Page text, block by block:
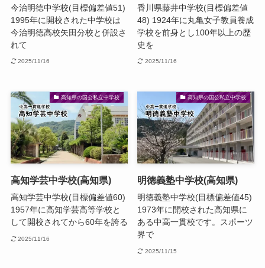
今治明徳中学校(目標偏差値51)
1995年に開校された中学校は
今治明徳高校矢田分校と併設さ
れて
2025/11/16
香川県藤井中学校(目標偏差値
48) 1924年に丸亀女子教員養成
学校を前身とし100年以上の歴
史を
2025/11/16
高知県の国公私立中学校
高知学芸中学校(高知県)
高知学芸中学校(目標偏差値60)
1957年に高知学芸高等学校と
して開校されてから60年を誇る
2025/11/16
高知県の国公私立中学校
明徳義塾中学校(高知県)
明徳義塾中学校(目標偏差値45)
1973年に開校された高知県に
ある中高一貫校です。スポーツ
界で
2025/11/15